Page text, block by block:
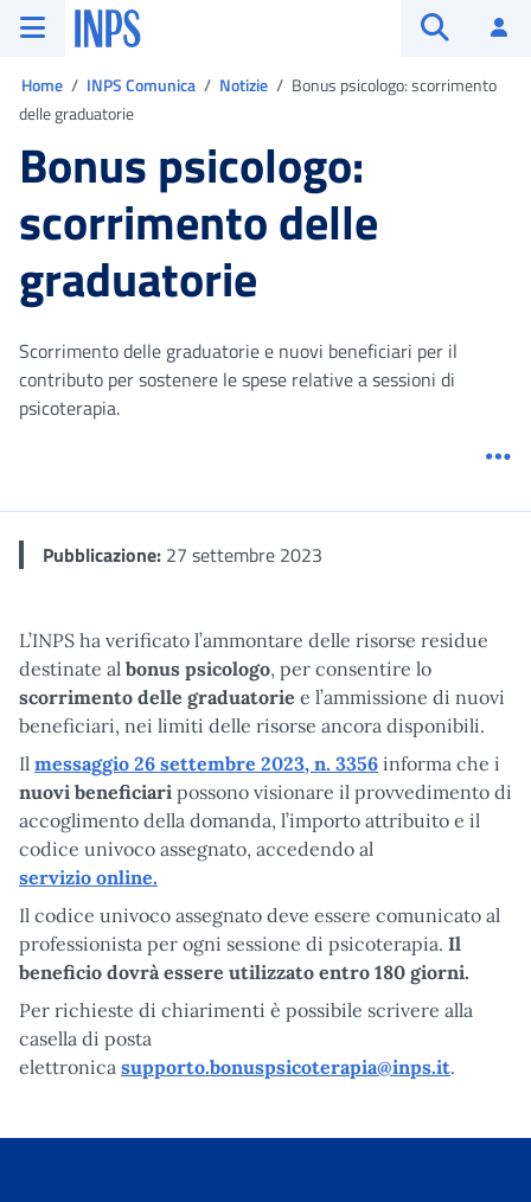
Vai al menu principale
Vai al contenuto principale
Vai al pie' di pagina
INPS ()
Home INPS Comunica Notizie
Bonus psicologo: scorrimento
delle graduatorie
Bonus psicologo:
scorrimento delle
graduatorie
Scorrimento delle graduatorie e nuovi beneficiari per il
contributo per sostenere le spese relative a sessioni di
psicoterapia.
Pubblicazione: 27 settembre 2023
L’INPS ha verificato l’ammontare delle risorse residue
destinate al bonus psicologo, per consentire lo
scorrimento delle graduatorie e l’ammissione di nuovi
beneficiari, nei limiti delle risorse ancora disponibili.
Il messaggio 26 settembre 2023, n. 3356 informa che i
nuovi beneficiari possono visionare il provvedimento di
accoglimento della domanda, l’importo attribuito e il
codice univoco assegnato, accedendo al
servizio online.
Il codice univoco assegnato deve essere comunicato al
professionista per ogni sessione di psicoterapia. Il
beneficio dovrà essere utilizzato entro 180 giorni.
Per richieste di chiarimenti è possibile scrivere alla
casella di posta
elettronica supporto.bonuspsicoterapia@inps.it.